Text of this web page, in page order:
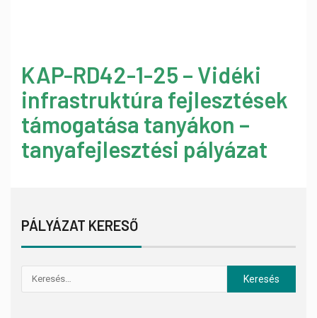
KAP-RD42-1-25 – Vidéki
infrastruktúra fejlesztések
támogatása tanyákon –
tanyafejlesztési pályázat
PÁLYÁZAT KERESŐ